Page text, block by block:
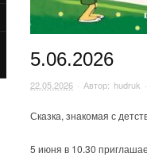
5.06.2026
22.05.2026 · Автор: hudruk
Сказка, знакомая с
5 июня в 10.30